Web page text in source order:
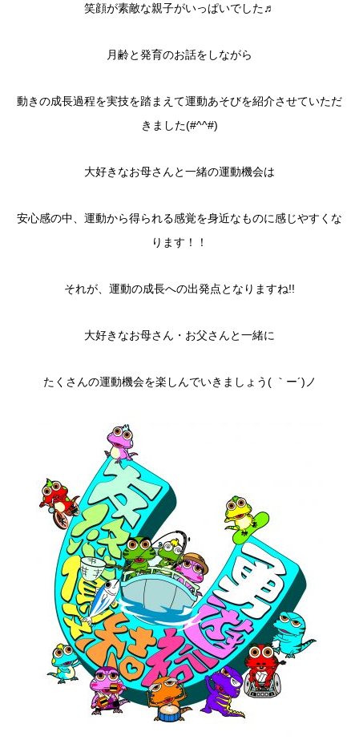
笑顔が素敵な親子がいっぱいでした♬
月齢と発育のお話をしながら
動きの成長過程を実技を踏まえて運動あそびを紹介させていただ
きました(#^^#)
大好きなお母さんと一緒の運動機会は
安心感の中、運動から得られる感覚を身近なものに感じやすくな
ります！！
それが、運動の成長への出発点となりますね!!
大好きなお母さん・お父さんと一緒に
たくさんの運動機会を楽しんでいきましょう( ｀ー´)ノ